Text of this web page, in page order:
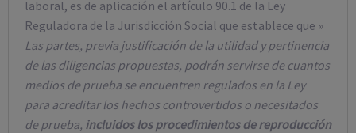
laboral, es de aplicación el artículo 90.1 de la Ley
Reguladora de la Jurisdicción Social que establece que »
Las partes, previa justificación de la utilidad y pertinencia
de las diligencias propuestas, podrán servirse de cuantos
medios de prueba se encuentren regulados en la Ley
para acreditar los hechos controvertidos o necesitados
de prueba, incluidos los procedimientos de reproducción